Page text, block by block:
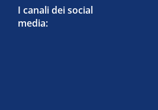
I canali dei social
media: